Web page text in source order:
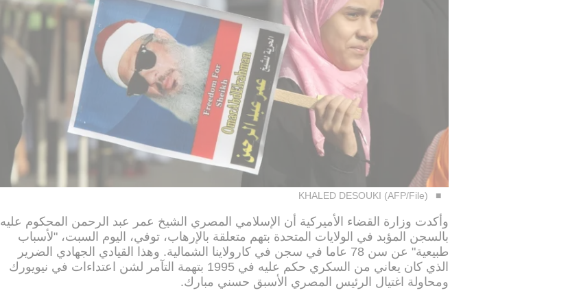
KHALED DESOUKI (AFP/File)
وأكدت وزارة القضاء الأميركية أن الإسلامي المصري الشيخ عمر عبد الرحمن المحكوم عليه
بالسجن المؤبد في الولايات المتحدة بتهم متعلقة بالإرهاب، توفي، اليوم السبت، "لأسباب
طبيعية" عن سن 78 عاما في سجن في كارولاينا الشمالية. وهذا القيادي الجهادي الضرير
الذي كان يعاني من السكري حكم عليه في 1995 بتهمة التآمر لشن اعتداءات في نيويورك
ومحاولة اغتيال الرئيس المصري الأسبق حسني مبارك.